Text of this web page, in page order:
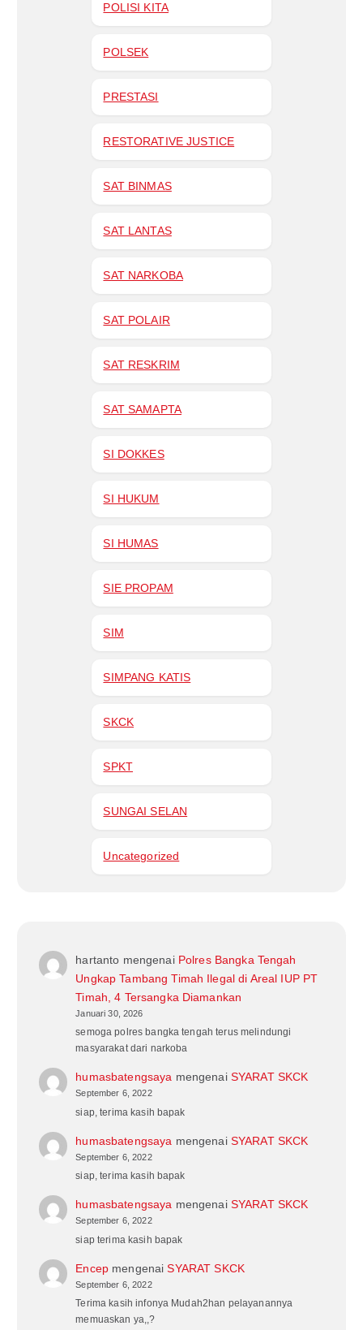
POLISI KITA
POLSEK
PRESTASI
RESTORATIVE JUSTICE
SAT BINMAS
SAT LANTAS
SAT NARKOBA
SAT POLAIR
SAT RESKRIM
SAT SAMAPTA
SI DOKKES
SI HUKUM
SI HUMAS
SIE PROPAM
SIM
SIMPANG KATIS
SKCK
SPKT
SUNGAI SELAN
Uncategorized
hartanto mengenai Polres Bangka Tengah
Ungkap Tambang Timah Ilegal di Areal IUP PT
Timah, 4 Tersangka Diamankan
Januari 30, 2026
semoga polres bangka tengah terus melindungi
masyarakat dari narkoba
humasbatengsaya mengenai SYARAT SKCK
September 6, 2022
siap, terima kasih bapak
humasbatengsaya mengenai SYARAT SKCK
September 6, 2022
siap, terima kasih bapak
humasbatengsaya mengenai SYARAT SKCK
September 6, 2022
siap terima kasih bapak
EncepmengenaiSYARAT SKCK
September 6, 2022
Terima kasih infonya Mudah2han pelayanannya
memuaskan ya,,?